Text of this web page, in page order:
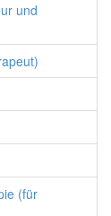
und
(für